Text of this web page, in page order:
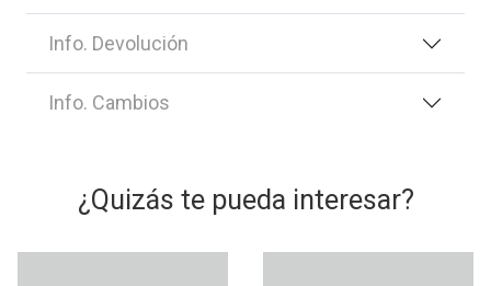
Info. Devolución
Info. Cambios
¿Quizás te pueda interesar?